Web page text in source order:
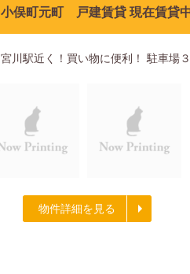
小俣町元町 戸建賃貸 現在賃貸
宮川駅近く！買い物に便利！ 駐車場
物件詳細を見る